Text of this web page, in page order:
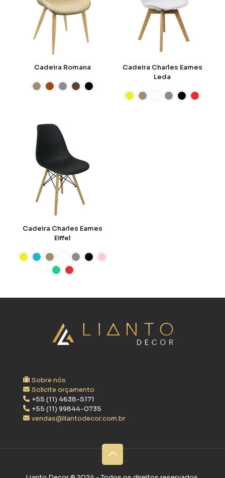
Cadeira Romana
Cadeira Charles Eames
Leda
Cadeira Charles Eames
Eiffel
Sobre nós
Solicite orçamento
+55 (11) 4638-5171
+55 (11) 99844-0735
vendas@liantodecor.com.br